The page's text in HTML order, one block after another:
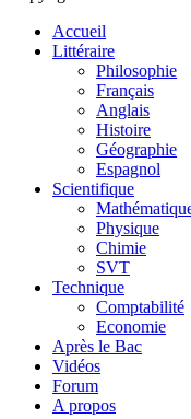
Accueil
Littéraire
Philosophie
Français
Anglais
Histoire
Géographie
Espagnol
Scientifique
Physique
Chimie
SVT
Technique
Comptabilité
Economie
Après le Bac
Vidéos
Forum
A propos